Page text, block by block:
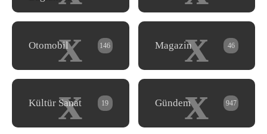
x
Otomobil 146 x
Magazin 46
x
Kültür Sanat 19 x
Gündem 947